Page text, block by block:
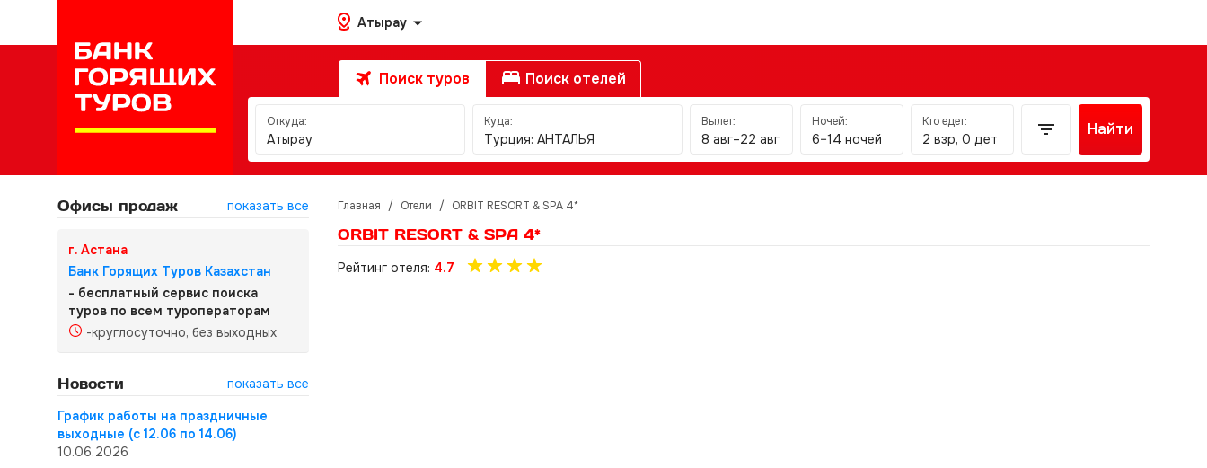
Атырау
Поиск туров Поиск отелей
Откуда:
Атырау
Куда:
Турция: АНТАЛЬЯ
Вылет:
8 авг–22 авг
Ночей:
6–14 ночей
Кто едет:
2 взр, 0 дет
Найти
Офисы продаж показать все
г. Астана
Банк Горящих Туров Казахстан
- бесплатный сервис поиска
туров по всем туроператорам
-круглосуточно, без выходных
Новости
показать все
График работы на праздничные
выходные (с 12.06 по 14.06)
10.06.2026
Главная / Отели / ORBIT RESORT & SPA 4*
ORBIT RESORT & SPA 4*
Рейтинг отеля: 4.7